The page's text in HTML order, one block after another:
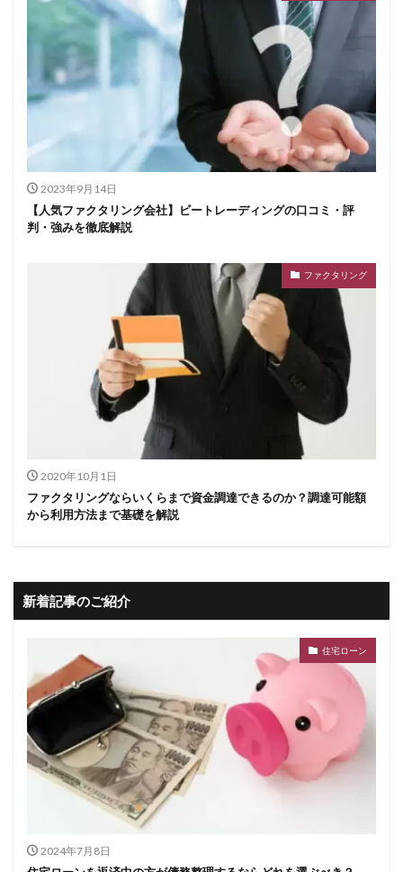
2023年9月14日
【人気ファクタリング会社】ビートレーディングの口コミ・評
判・強みを徹底解説
ファクタリング
2020年10月1日
ファクタリングならいくらまで資金調達できるのか？調達可能額
から利用方法まで基礎を解説
新着記事のご紹介
住宅ローン
2024年7月8日